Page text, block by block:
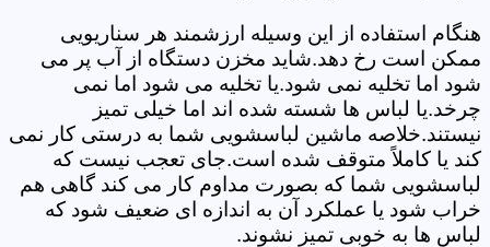
هنگام استفاده از این وسیله ارزشمند هر سناریویی
ممکن است رخ دهد.شاید مخزن دستگاه از آب پر می
شود اما تخلیه نمی شود.یا تخلیه می شود اما نمی
چرخد.یا لباس ها شسته شده اند اما خیلی تمیز
نیستند.خلاصه ماشین لباسشویی شما به درستی کار نمی
کند یا کاملاً متوقف شده است.جای تعجب نیست که
لباسشویی شما که بصورت مداوم کار می کند گاهی هم
خراب شود یا عملکرد آن به اندازه ای ضعیف شود که
لباس ها به خوبی تمیز نشوند.